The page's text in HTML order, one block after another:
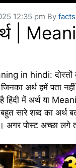
12:35 pm By
|
in hindi:
अर्थ हमें पता
हिंदी में अर्थ या
सारे शब्द का अर्थ
अगर पोस्ट अच्छा लगे